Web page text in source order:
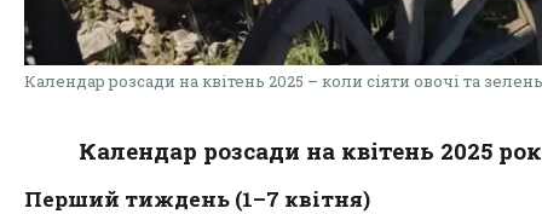
Календар розсади на квітень 2025 – коли сіяти овочі та зелень
Календар розсади на квітень 2025
Перший тиждень (1–7 квітня)